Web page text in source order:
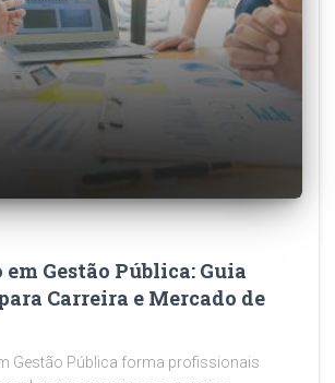
em Gestão Pública: Guia
Carreira e Mercado de
Gestão Pública forma profissionais